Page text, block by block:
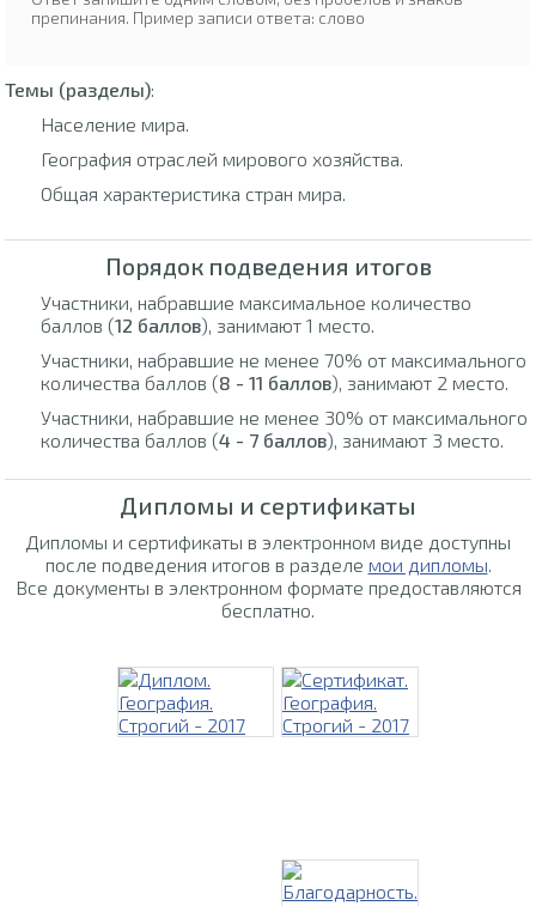
препинания. Пример записи ответа: слово
Темы (разделы):
Население мира.
География отраслей мирового хозяйства.
Общая характеристика стран мира.
Порядок подведения итогов
Участники, набравшие максимальное количество
баллов (12 баллов), занимают 1 место.
Участники, набравшие не менее 70% от максимального
количества баллов (8 - 11 баллов), занимают 2 место.
Участники, набравшие не менее 30% от максимального
количества баллов (4 - 7 баллов), занимают 3 место.
Дипломы и сертификаты
Дипломы и сертификаты в электронном виде доступны
после подведения итогов в разделе мои дипломы.
Все документы в электронном формате предоставляются
бесплатно.